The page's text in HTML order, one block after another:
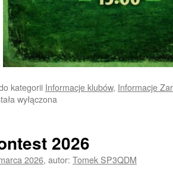
kategorii Informacje klubów, Informacje
wyłączona
2026
2026, autor: Tomek SP3QDM